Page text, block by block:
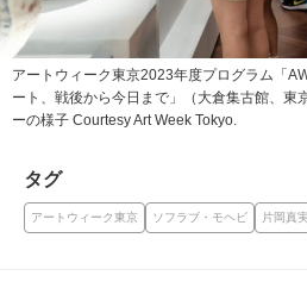
アートウィーク東京2023年度プログラム「
ート、戦後から今日まで」（大倉集古館、東
ーの様子 Courtesy Art Week Tokyo.
タグ
アートウィーク東京 ソフラブ・モヘビ 片岡真